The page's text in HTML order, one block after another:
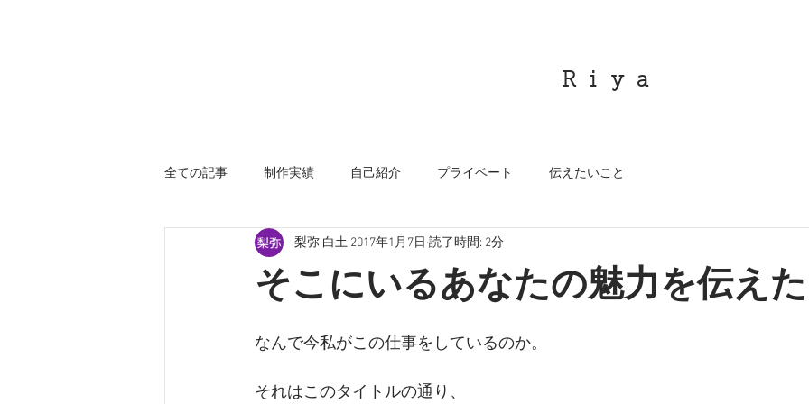
R i y a
全ての記事 制作実績 自己紹介 プライベート 伝えたいこと
そこにいるあなたの魅力を伝え
梨弥 白土 2017年1月7日 読了時間: 2分
なんで今私がこの仕事をしているのか。
それはこのタイトルの通り、